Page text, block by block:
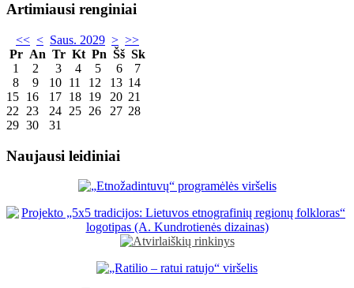
Artimiausi renginiai
<< < Saus. 2029 > >>
Pr An Tr Kt Pn Šš Sk
1
2 3 4 5 6
7
8
9 10 11 12 13 14
15 16 17 18 19 20 21
22
23 24 25 26 27 28
29 30 31
Naujausi leidiniai